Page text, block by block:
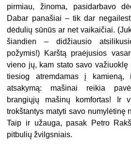
pirmiau, žinoma, pasidarbavo
Dabar panašiai – tik dar
dėdulių sūnūs ar net vaikaičiai.
šiandien – didžiausio
požymis!) Karštą praėjusios
vieno jų, kam stato savo
tiesiog atremdamas į kamieną,
atsakymą: mašinai reikia
brangiųjų mašinų komfortas! Ir
trokštantys matyti savo numylėtinę
Taip ir užauga, pasak Petro
pitbulių žvilgsniais.